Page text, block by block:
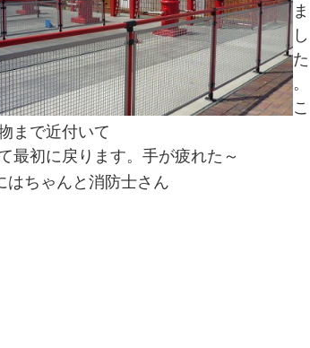
ま
し
た
。
こ
まで近付いて
最初に戻ります。手が疲れた～
はちゃんと消防士さん